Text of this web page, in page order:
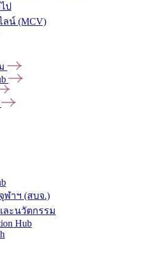
ป
ลน์ (MCV)
ฬาฯ (สบจ.)
ละนวัตกรรม
Hub